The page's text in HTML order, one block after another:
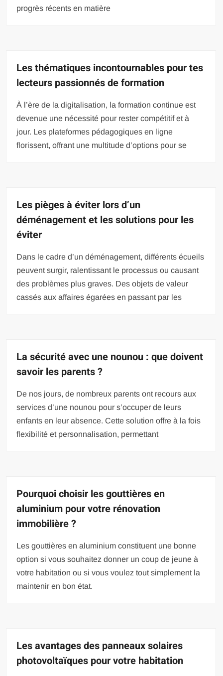
progrès récents en matière
Les thématiques incontournables pour tes
lecteurs passionnés de formation
À l’ère de la digitalisation, la formation continue est
devenue une nécessité pour rester compétitif et à
jour. Les plateformes pédagogiques en ligne
florissent, offrant une multitude d’options pour se
Les pièges à éviter lors d’un
déménagement et les solutions pour les
éviter
Dans le cadre d’un déménagement, différents écueils
peuvent surgir, ralentissant le processus ou causant
des problèmes plus graves. Des objets de valeur
cassés aux affaires égarées en passant par les
La sécurité avec une nounou : que doivent
savoir les parents ?
De nos jours, de nombreux parents ont recours aux
services d’une nounou pour s’occuper de leurs
enfants en leur absence. Cette solution offre à la fois
flexibilité et personnalisation, permettant
Pourquoi choisir les gouttières en
aluminium pour votre rénovation
immobilière ?
Les gouttières en aluminium constituent une bonne
option si vous souhaitez donner un coup de jeune à
votre habitation ou si vous voulez tout simplement la
maintenir en bon état.
Les avantages des panneaux solaires
photovoltaïques pour votre habitation